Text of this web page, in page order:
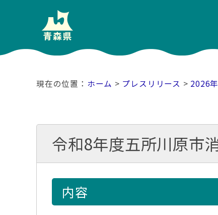
ホーム > プレスリリース > 2026
令和8年度五所川原市
内容